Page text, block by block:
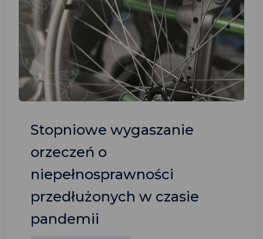
Stopniowe wygaszanie
orzeczeń o
niepełnosprawności
przedłużonych w czasie
pandemii